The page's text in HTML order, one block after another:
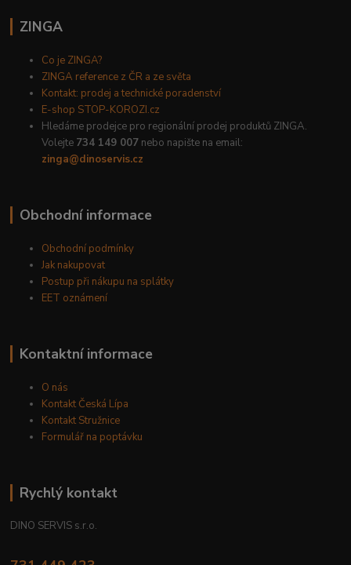
ZINGA
Co je ZINGA?
ZINGA reference z ČR a ze světa
Kontakt: prodej a technické poradenství
E-shop STOP-KOROZI.cz
Hledáme prodejce pro regionální prodej produktů ZINGA.
Volejte 734 149 007 nebo napište na email:
zinga@dinoservis.cz
Obchodní informace
Obchodní podmínky
Jak nakupovat
Postup při nákupu na splátky
EET oznámení
Kontaktní informace
O nás
Kontakt Česká Lípa
Kontakt Stružnice
Formulář na poptávku
Rychlý kontakt
DINO SERVIS s.r.o.